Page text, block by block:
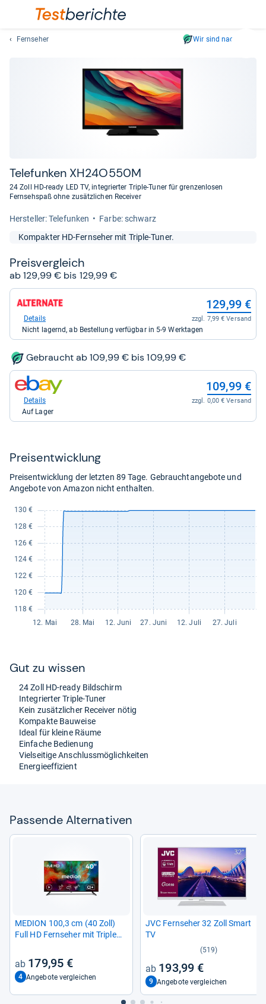
Fernseher Wir sind nachhaltig
Tele­fun­ken XH24O550M
24 Zoll HD-ready LED TV, integrierter Triple-Tuner für grenzenlosen
Fernsehspaß ohne zusätzlichen Receiver
Her­stel­ler: Telefunken
Farbe: schwarz
Kompakter HD-Fernseher mit Triple-Tuner.
Preis­ver­gleich
ab 129,99 € bis 129,99 €
zum
Shop:
Alternate
kaufen.
129,99 €
zzgl. 7,99 € Versand
Details
Nicht lagernd, ab Bestellung verfügbar in 5-9 Werktagen
Gebraucht ab 109,99 € bis 109,99 €
zum
Shop:
eBay
109,99 €
zzgl. 0,00 € Versand
Details
Auf Lager
Preis­ent­wick­lung
Preisentwicklung der letzten 89 Tage. Gebrauchtangebote und
Angebote von Amazon nicht enthalten.
Gut zu wis­sen
24 Zoll HD-​ready Bild­schirm
Inte­grier­ter Tri­ple-​Tuner
Kein zusätz­li­cher Recei­ver nötig
Kom­pakte Bau­weise
Ideal für kleine Räume
Ein­fa­che Bedie­nung
Viel­sei­tige Anschluss­mög­lich­kei­ten
Ener­gie­ef­fi­zi­ent
Pas­sende Alter­na­ti­ven
MEDION 100,3 cm (40 Zoll)
Full HD Fern­se­her mit Tri­ple
179,95 €
4 Angebote vergleichen
JVC Fern­se­her 32 Zoll Smart
TV
(519)
193,99 €
9 Angebote vergleichen